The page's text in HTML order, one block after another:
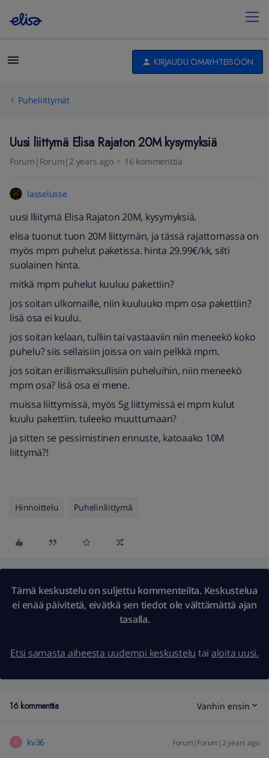
KIRJAUDU OMAYHTEISÖÖN
Puheliittymät
Uusi liittymä Elisa Rajaton 20M kysymyksiä
Forum|Forum|2 years ago 16 kommenttia
lasselusse
uusi lliitymä Elisa Rajaton 20M, kysymyksiä.
elisa tuonut tuon 20M liittymän, ja tässä rajattomassa on
myös mpm puhelut paketissa. hinta 29.99€/kk, silti
suolainen hinta.
mitkä mpm puhelut kuuluu pakettiin?
jos soitan ulkomaille, niin kuuluuko mpm osa pakettiin?
lisä osa ei kuulu.
jos soitan kelaan, tulliin tai vastaaviin niin meneekö koko
puhelu? siis sellaisiin joissa on vain pelkkä mpm.
jos soitan erillismaksullisiin puheluihin, niin meneekö
mpm osa? lisä osa ei mene.
muissa liittymissä, myös 5g liittymissä ei mpm kulut
kuulu pakettiin. tuleeko muuttumaan?
ja sitten se pessimistinen ennuste, katoaako 10M
liittymä?!
Hinnoittelu Puhelinliittymä
Tämä keskustelu on suljettu kommenteilta. Keskustelua
ei enää päivitetä, eivätkä sen tiedot ole välttämättä ajan
tasalla.
Etsi samasta aiheesta uudempi keskustelu tai aloita uusi.
16 kommenttia Vanhin ensin
K kv36 Forum|Forum|2 years ago